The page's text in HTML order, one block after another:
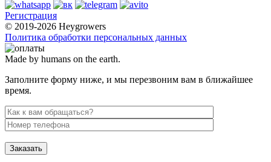
Регистрация
© 2019-2026 Heygrowers
Политика обработки персональных данных
Made by humans on the earth.
Заполните форму ниже, и мы перезвоним вам в ближайшее
время.
Заказать